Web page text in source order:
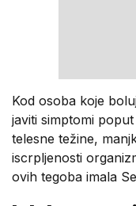
Kod osoba koje
javiti simptomi
telesne težine,
iscrpljenosti
ovih tegoba imala